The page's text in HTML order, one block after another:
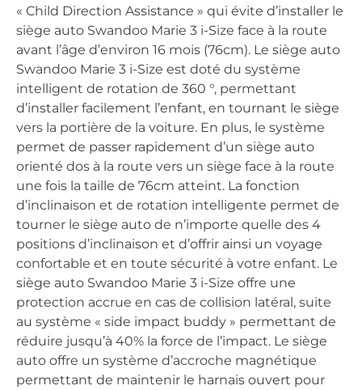
« Child Direction Assistance » qui évite d’installer le
siège auto Swandoo Marie 3 i-Size face à la route
avant l’âge d’environ 16 mois (76cm). Le siège auto
Swandoo Marie 3 i-Size est doté du système
intelligent de rotation de 360 °, permettant
d’installer facilement l’enfant, en tournant le siège
vers la portière de la voiture. En plus, le système
permet de passer rapidement d’un siège auto
orienté dos à la route vers un siège face à la route
une fois la taille de 76cm atteint. La fonction
d’inclinaison et de rotation intelligente permet de
tourner le siège auto de n’importe quelle des 4
positions d’inclinaison et d’offrir ainsi un voyage
confortable et en toute sécurité à votre enfant. Le
siège auto Swandoo Marie 3 i-Size offre une
protection accrue en cas de collision latéral, suite
au système « side impact buddy » permettant de
réduire jusqu’à 40% la force de l’impact. Le siège
auto offre un système d’accroche magnétique
permettant de maintenir le harnais ouvert pour